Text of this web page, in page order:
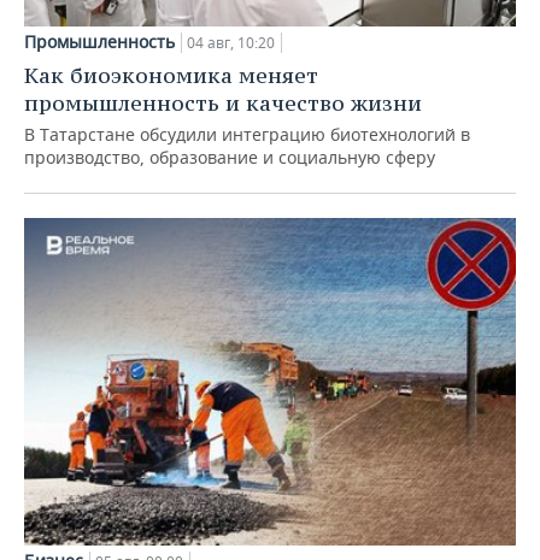
Промышленность 04 авг, 10:20
Как биоэкономика меняет
промышленность и качество жизни
В Татарстане обсудили интеграцию биотехнологий в
производство, образование и социальную сферу